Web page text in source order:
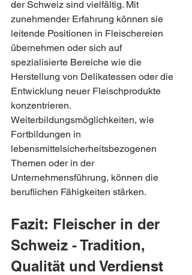
der Schweiz sind vielfältig. Mit
zunehmender Erfahrung können sie
leitende Positionen in Fleischereien
übernehmen oder sich auf
spezialisierte Bereiche wie die
Herstellung von Delikatessen oder die
Entwicklung neuer Fleischprodukte
konzentrieren.
Weiterbildungsmöglichkeiten, wie
Fortbildungen in
lebensmittelsicherheitsbezogenen
Themen oder in der
Unternehmensführung, können die
beruflichen Fähigkeiten stärken.
Fazit: Fleischer in der
Schweiz - Tradition,
Qualität und Verdienst